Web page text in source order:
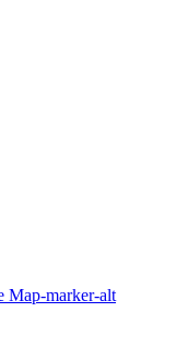
Map-marker-alt